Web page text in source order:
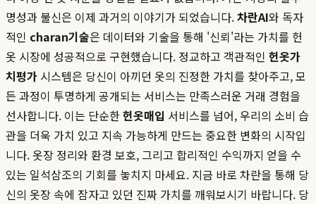
명성과 불신은 이제 과거의 이야기가 되었습니다.차란AI와 독자
적인 charan기술은 데이터와 기술을 통해 '신뢰'라는 가치를 헌
옷 시장에 성공적으로 구현했습니다. 정교하고 객관적인 헌옷가
치평가 시스템은 당신이 아끼던 옷의 진정한 가치를 찾아주고, 모
든 과정이 투명하게 공개되는 서비스는 만족스러운 거래 경험을
선사합니다. 이는 단순한헌옷매입 서비스를 넘어, 우리의 소비 습
관을 더욱 가치 있고 지속 가능하게 만드는 중요한 변화의 시작입
니다. 옷장 정리와 환경 보호, 그리고 합리적인 수익까지 얻을 수
있는 일석삼조의 기회를 놓치지 마세요. 지금 바로 차란을 통해 당
신의 옷장 속에 잠자고 있던 진짜 가치를 깨워보시기 바랍니다. 당